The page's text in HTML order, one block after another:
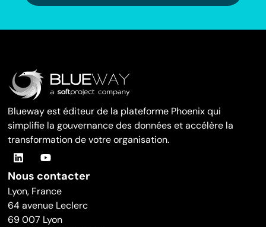
Blueway est éditeur de la plateforme Phoenix qui
simplifie la gouvernance des données et accélère la
transformation de votre organisation.
Nous contacter
Lyon, France
64 avenue Leclerc
69 007 Lyon